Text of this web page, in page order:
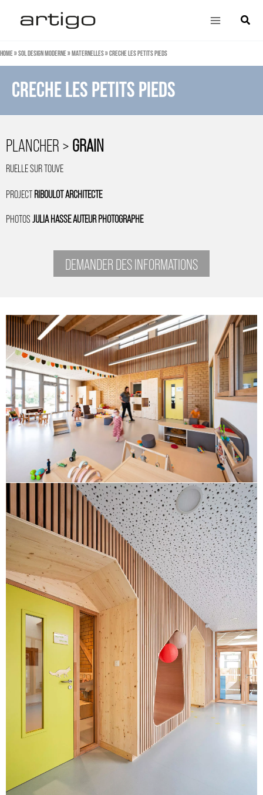
contenu
Main
Home»Sol design moderne»Maternelles»CRECHE LES PETITS PIEDS
CRECHE LES PETITS PIEDS
PLANCHER >GRAIN
RUELLE SUR TOUVE
PROJECTRIBOULOT ARCHITECTE
PHOTOSJULIA HASSE AUTEUR PHOTOGRAPHE
DEMANDER DES INFORMATIONS